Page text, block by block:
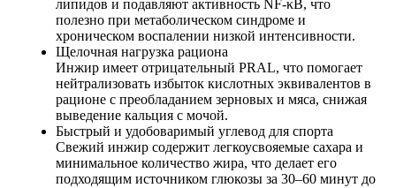
липидов и подавляют активность NF-κB, что
полезно при метаболическом синдроме и
хроническом воспалении низкой интенсивности.
Щелочная нагрузка рациона
Инжир имеет отрицательный PRAL, что помогает
нейтрализовать избыток кислотных эквивалентов в
рационе с преобладанием зерновых и мяса, снижая
выведение кальция с мочой.
Быстрый и удобоваримый углевод для спорта
Свежий инжир содержит легкоусвояемые сахара и
минимальное количество жира, что делает его
подходящим источником глюкозы за 30–60 минут до